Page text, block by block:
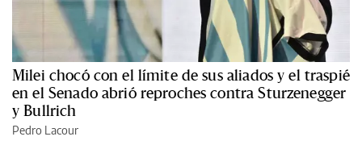
Milei chocó con el límite de sus aliados y el traspié
en el Senado abrió reproches contra Sturzenegger
y Bullrich
Pedro Lacour